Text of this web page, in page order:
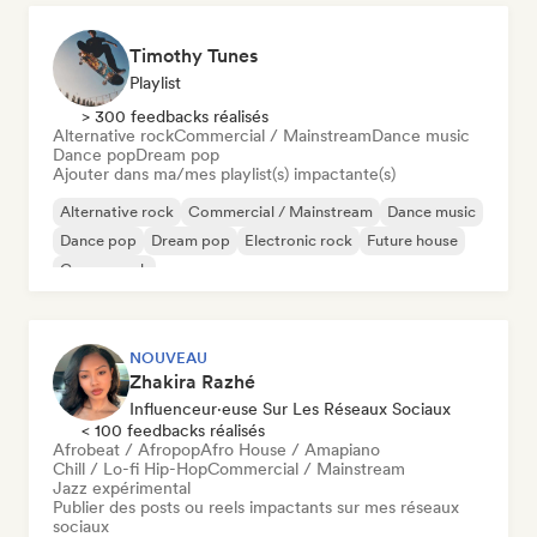
Timothy Tunes
Playlist
> 300 feedbacks réalisés
Alternative rockCommercial / MainstreamDance music
Dance popDream pop
Ajouter dans ma/mes playlist(s) impactante(s)
Alternative rock Commercial / Mainstream
Dance music
Dance pop
Dream pop Electronic rock
Future house
Garage rock
NOUVEAU
Zhakira Razhé
Influenceur·euse Sur Les Réseaux Sociaux
< 100 feedbacks réalisés
Afrobeat / AfropopAfro House / Amapiano
Chill / Lo-fi Hip-HopCommercial / Mainstream
Jazz expérimental
Publier des posts ou reels impactants sur mes réseaux
sociaux